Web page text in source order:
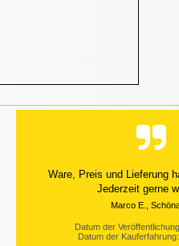
Ware, Preis und Lieferung
Jederzeit gerne
Marco E.,
Datum der
Datum der